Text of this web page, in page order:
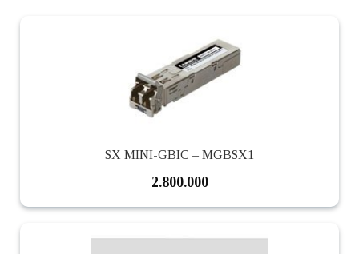
SX MINI-GBIC – MGBSX1
2.800.000